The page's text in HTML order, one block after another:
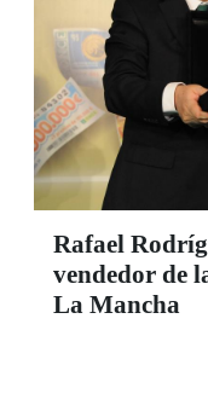
Rafael
vendedor de
La Mancha